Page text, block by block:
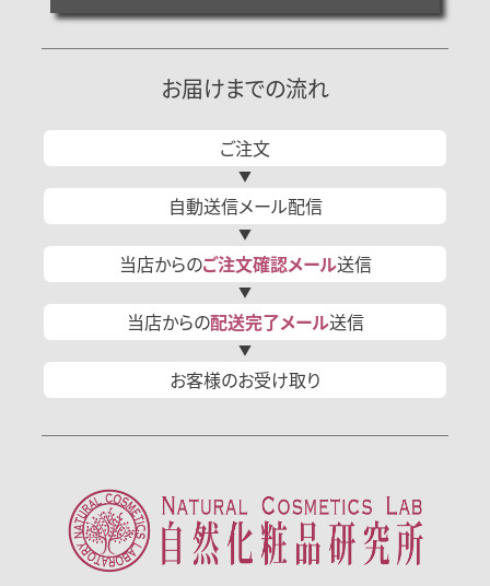
お届けまでの流れ
ご注文
自動送信メール配信
当店からのご注文確認メール送信
当店からの配送完了メール送信
お客様のお受け取り